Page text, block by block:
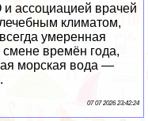
ассоциацией врачей
климатом,
умеренная
времён года,
морская вода —
07 07 2026 23:42:24